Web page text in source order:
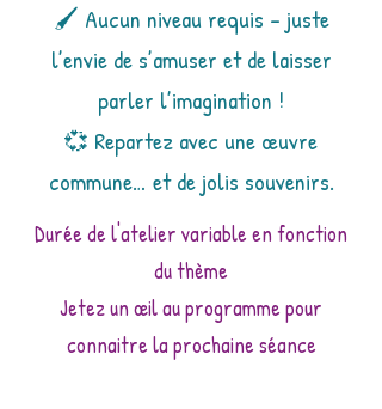
🖌️ Aucun niveau requis – juste
l’envie de s’amuser et de laisser
parler l’imagination !
💞 Repartez avec une œuvre
commune… et de jolis souvenirs.
Durée de l'atelier variable en fonction
du thème
Jetez un œil au programme pour
connaitre la prochaine séance